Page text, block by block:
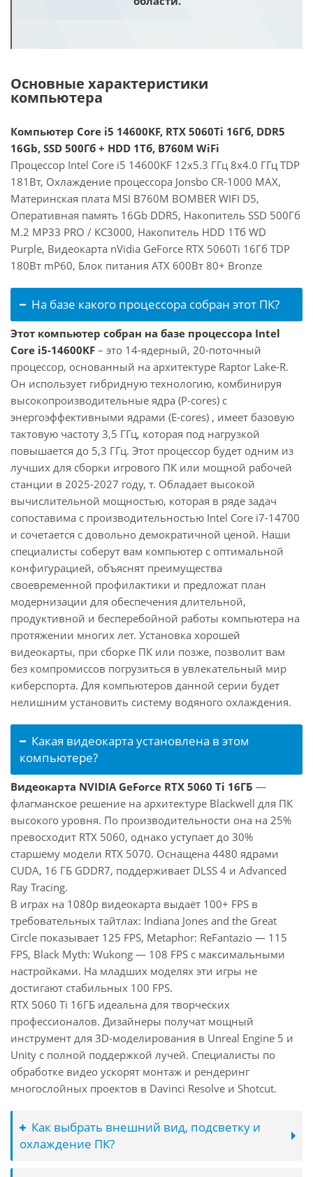
Основные характеристики
компьютера
Компьютер Core i5 14600KF, RTX 5060Ti 16Гб, DDR5
16Gb, SSD 500Гб + HDD 1Тб, B760M WiFi
Процессор Intel Core i5 14600KF 12x5.3 ГГц 8x4.0 ГГц TDP
181Вт, Охлаждение процессора Jonsbo CR-1000 MAX,
Материнская плата MSI B760M BOMBER WIFI D5,
Оперативная память 16Gb DDR5, Накопитель SSD 500Гб
M.2 MP33 PRO / KC3000, Накопитель HDD 1Тб WD
Purple, Видеокарта nVidia GeForce RTX 5060Ti 16Гб TDP
180Вт mP60, Блок питания ATX 600Вт 80+ Bronze
На базе какого процессора собран этот ПК?
Этот компьютер собран на базе процессора Intel
Core i5-14600KF – это 14-ядерный, 20-поточный
процессор, основанный на архитектуре Raptor Lake-R.
Он использует гибридную технологию, комбинируя
высокопроизводительные ядра (P-cores) с
энергоэффективными ядрами (E-cores) , имеет базовую
тактовую частоту 3,5 ГГц, которая под нагрузкой
повышается до 5,3 ГГц. Этот процессор будет одним из
лучших для сборки игрового ПК или мощной рабочей
станции в 2025-2027 году, т. Обладает высокой
вычислительной мощностью, которая в ряде задач
сопоставима с производительностью Intel Core i7-14700
и сочетается с довольно демократичной ценой. Наши
специалисты соберут вам компьютер с оптимальной
конфигурацией, объяснят преимущества
своевременной профилактики и предложат план
модернизации для обеспечения длительной,
продуктивной и бесперебойной работы компьютера на
протяжении многих лет. Установка хорошей
видеокарты, при сборке ПК или позже, позволит вам
без компромиссов погрузиться в увлекательный мир
киберспорта. Для компьютеров данной серии будет
нелишним установить систему водяного охлаждения.
Какая видеокарта установлена в этом
компьютере?
Видеокарта NVIDIA GeForce RTX 5060 Ti 16ГБ —
флагманское решение на архитектуре Blackwell для ПК
высокого уровня. По производительности она на 25%
превосходит RTX 5060, однако уступает до 30%
старшему модели RTX 5070. Оснащена 4480 ядрами
CUDA, 16 ГБ GDDR7, поддерживает DLSS 4 и Advanced
Ray Tracing.
В играх на 1080p видеокарта выдаёт 100+ FPS в
требовательных тайтлах: Indiana Jones and the Great
Circle показывает 125 FPS, Metaphor: ReFantazio — 115
FPS, Black Myth: Wukong — 108 FPS с максимальными
настройками. На младших моделях эти игры не
достигают стабильных 100 FPS.
RTX 5060 Ti 16ГБ идеальна для творческих
профессионалов. Дизайнеры получат мощный
инструмент для 3D-моделирования в Unreal Engine 5 и
Unity с полной поддержкой лучей. Специалисты по
обработке видео ускорят монтаж и рендеринг
многослойных проектов в Davinci Resolve и Shotcut.
Как выбрать внешний вид, подсветку и
охлаждение ПК?